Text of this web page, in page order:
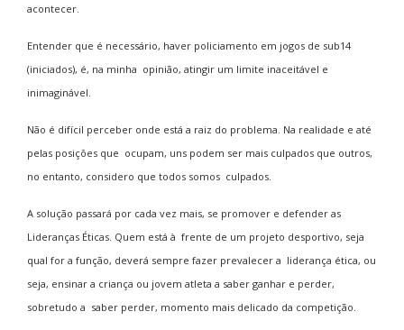
acontecer.
Entender que é necessário, haver policiamento em jogos de sub14
(iniciados), é, na minha opinião, atingir um limite inaceitável e
inimaginável.
Não é difícil perceber onde está a raiz do problema. Na realidade e até
pelas posições que ocupam, uns podem ser mais culpados que outros,
no entanto, considero que todos somos culpados.
A solução passará por cada vez mais, se promover e defender as
Lideranças Éticas. Quem está à frente de um projeto desportivo, seja
qual for a função, deverá sempre fazer prevalecer a liderança ética, ou
seja, ensinar a criança ou jovem atleta a saber ganhar e perder,
sobretudo a saber perder, momento mais delicado da competição.